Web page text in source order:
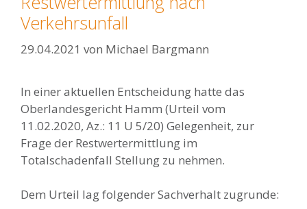
Verkehrsunfall
29.04.2021 von Michael Bargmann
In einer aktuellen Entscheidung hatte das
Oberlandesgericht Hamm (Urteil vom
11.02.2020, Az.: 11 U 5/20) Gelegenheit, zur
Frage der Restwertermittlung im
Totalschadenfall Stellung zu nehmen.
Dem Urteil lag folgender Sachverhalt zugrunde: